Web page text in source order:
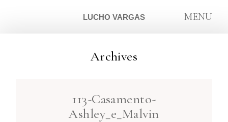
LUCHO VARGAS MENU
Archives
113-Casamento-
Ashley_e_Malvin
SOBRE